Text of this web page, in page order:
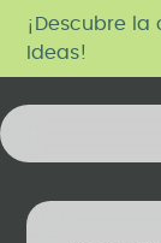
¡Descubre
Ideas!